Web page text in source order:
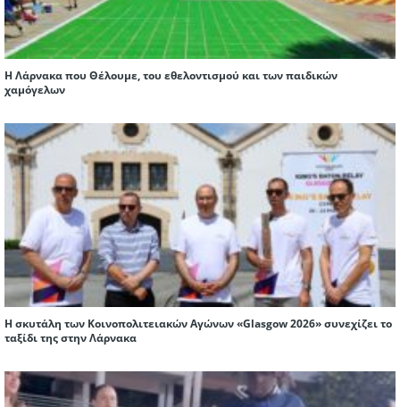
Η Λάρνακα που Θέλουμε, του εθελοντισμού και των παιδικών
χαμόγελων
Η σκυτάλη των Κοινοπολιτειακών Αγώνων «Glasgow 2026» συνεχίζει το
ταξίδι της στην Λάρνακα